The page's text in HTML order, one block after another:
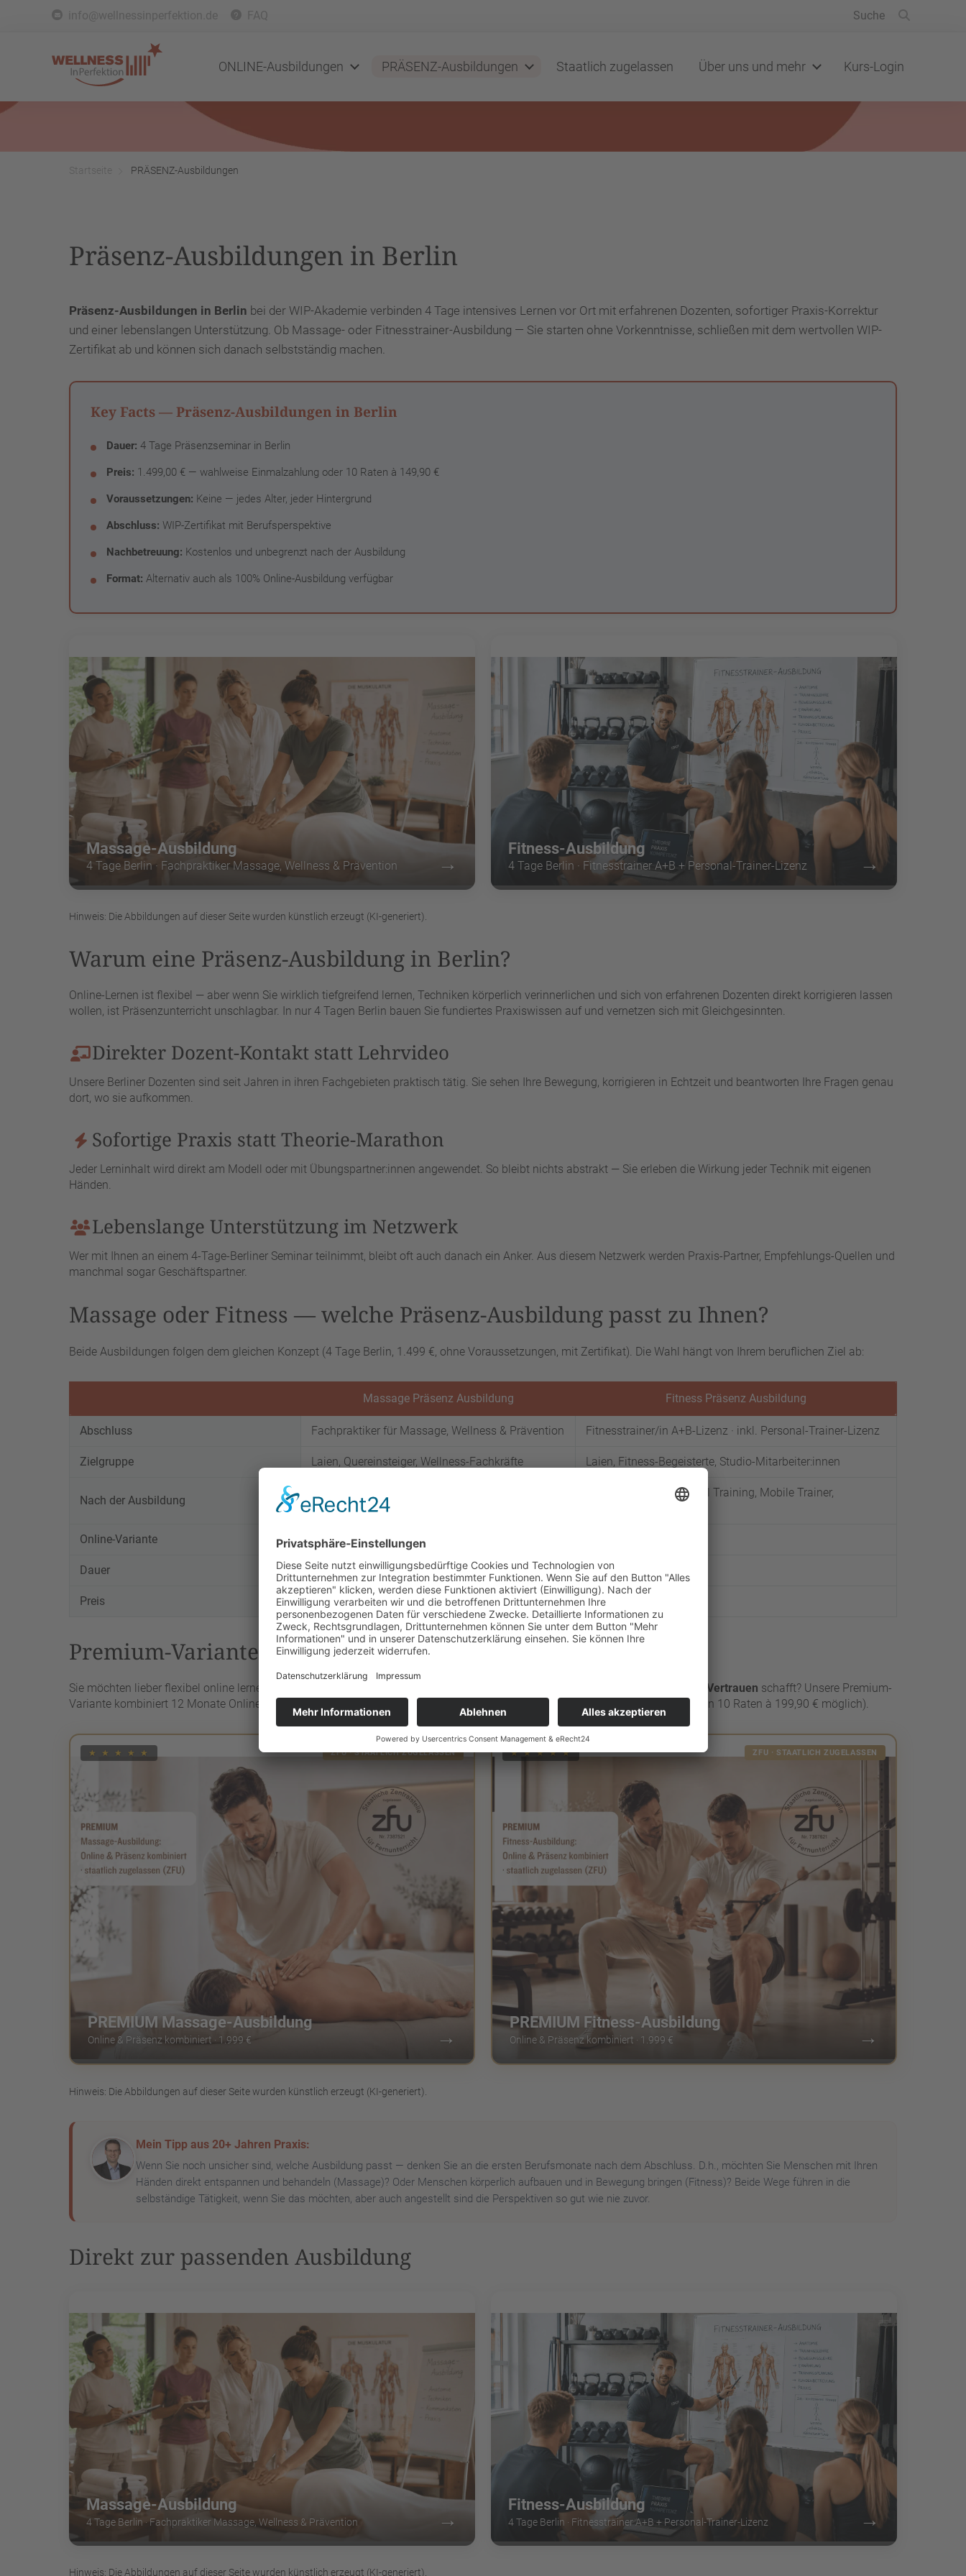
info@wellnessinperfektion.de FAQ
ONLINE-Ausbildungen PRÄSENZ-Ausbildungen Staatlich zugelassen Über uns und mehr Kurs-Login
Startseite PRÄSENZ-Ausbildungen
Präsenz-Ausbildungen in Berlin
Präsenz-Ausbildungen in Berlin bei der WIP-Akademie verbinden 4 Tage intensives Lernen vor Ort mit erfahrenen Dozenten, sofortiger Praxis-Korrektur
und einer lebenslangen Unterstützung. Ob Massage- oder Fitnesstrainer-Ausbildung — Sie starten ohne Vorkenntnisse, schließen mit dem wertvollen WIP-
Zertifikat ab und können sich danach selbstständig machen.
Key Facts — Präsenz-Ausbildungen in Berlin
Dauer: 4 Tage Präsenzseminar in Berlin
Preis: 1.499,00 € — wahlweise Einmalzahlung oder 10 Raten à 149,90 €
Voraussetzungen: Keine — jedes Alter, jeder Hintergrund
Abschluss: WIP-Zertifikat mit Berufsperspektive
Nachbetreuung: Kostenlos und unbegrenzt nach der Ausbildung
Format: Alternativ auch als 100% Online-Ausbildung verfügbar
Massage-Ausbildung
4 Tage Berlin · Fachpraktiker Massage, Wellness & Prävention →
Fitness-Ausbildung
4 Tage Berlin · Fitnesstrainer A+B + Personal-Trainer-Lizenz →
Hinweis: Die Abbildungen auf dieser Seite wurden künstlich erzeugt (KI-generiert).
Warum eine Präsenz-Ausbildung in Berlin?
Online-Lernen ist flexibel — aber wenn Sie wirklich tiefgreifend lernen, Techniken körperlich verinnerlichen und sich von erfahrenen Dozenten direkt korrigieren lassen
wollen, ist Präsenzunterricht unschlagbar. In nur 4 Tagen Berlin bauen Sie fundiertes Praxiswissen auf und vernetzen sich mit Gleichgesinnten.
Direkter Dozent-Kontakt statt Lehrvideo
Unsere Berliner Dozenten sind seit Jahren in ihren Fachgebieten praktisch tätig. Sie sehen Ihre Bewegung, korrigieren in Echtzeit und beantworten Ihre Fragen genau
dort, wo sie aufkommen.
Sofortige Praxis statt Theorie-Marathon
Jeder Lerninhalt wird direkt am Modell oder mit Übungspartner:innen angewendet. So bleibt nichts abstrakt — Sie erleben die Wirkung jeder Technik mit eigenen
Händen.
Lebenslange Unterstützung im Netzwerk
Wer mit Ihnen an einem 4-Tage-Berliner Seminar teilnimmt, bleibt oft auch danach ein Anker. Aus diesem Netzwerk werden Praxis-Partner, Empfehlungs-Quellen und
manchmal sogar Geschäftspartner.
Massage oder Fitness — welche Präsenz-Ausbildung passt zu Ihnen?
Beide Ausbildungen folgen dem gleichen Konzept (4 Tage Berlin, 1.499 €, ohne Voraussetzungen, mit Zertifikat). Die Wahl hängt von Ihrem beruflichen Ziel ab:
Massage Präsenz Ausbildung Fitness Präsenz Ausbildung
Abschluss Fachpraktiker für Massage, Wellness & Prävention Fitnesstrainer/in A+B-Lizenz · inkl. Personal-Trainer-Lizenz
Zielgruppe Laien, Quereinsteiger, Wellness-Fachkräfte Laien, Fitness-Begeisterte, Studio-Mitarbeiter:innen
Nach der Ausbildung
Wellness
Eigenes Studio, Personal Training, Mobile Trainer,
Online-Variante Ja,hier klicken
Dauer 4 Tage Berlin 4 Tage Berlin
Preis 1.499 € · 10 × 149,90 € 1.499 € · 10 × 149,90 €
Premium-Variante: Online & Präsenz kombiniert
Sie möchten lieber flexibel online lernen, aber mit einem Abschluss, der in der Branche Vertrauen schafft? Unsere Premium-
Variante kombiniert 12 Monate Online-Lehrgang mit 4 Tagen Präsenz in Berlin — staatlich zugelassen (ZFU) für 1.999 € (auch in 10 Raten à 199,90 € möglich).
★ ★ ★ ★ ★ ZFU · STAATLICH ZUGELASSEN
PREMIUM Massage-Ausbildung
Online & Präsenz kombiniert · 1.999 € →
★ ★ ★ ★ ★ ZFU · STAATLICH ZUGELASSEN
PREMIUM Fitness-Ausbildung
Online & Präsenz kombiniert · 1.999 € →
Hinweis: Die Abbildungen auf dieser Seite wurden künstlich erzeugt (KI-generiert).
Mein Tipp aus 20+ Jahren Praxis:
Wenn Sie noch unsicher sind, welche Ausbildung passt — denken Sie an die ersten Berufsmonate nach dem Abschluss. D.h., möchten Sie Menschen mit Ihren
Händen direkt entspannen und behandeln (Massage)? Oder Menschen körperlich aufbauen und in Bewegung bringen (Fitness)? Beide Wege führen in die
selbständige Tätigkeit, wenn Sie das möchten, aber auch angestellt sind die Perspektiven so gut wie nie zuvor.
Direkt zur passenden Ausbildung
Massage-Ausbildung
4 Tage Berlin · Fachpraktiker Massage, Wellness & Prävention →
Fitness-Ausbildung
4 Tage Berlin · Fitnesstrainer A+B + Personal-Trainer-Lizenz →
Hinweis: Die Abbildungen auf dieser Seite wurden künstlich erzeugt (KI-generiert).